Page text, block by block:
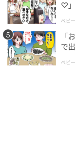
♡」
ベビ
「
で
ベビ